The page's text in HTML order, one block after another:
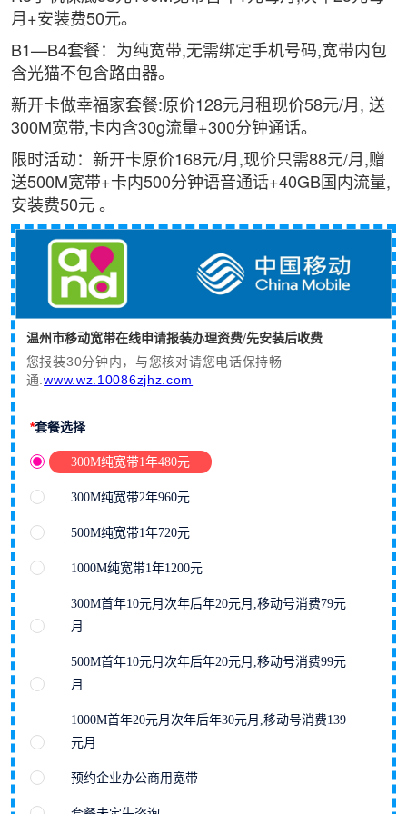
月+安装费50元。
B1—B4套餐：为纯宽带,无需绑定手机号码,宽带内包
含光猫不包含路由器。
新开卡做幸福家套餐:原价128元月租现价58元/月, 送
300M宽带,卡内含30g流量+300分钟通话。
限时活动：新开卡原价168元/月,现价只需88元/月,赠
送500M宽带+卡内500分钟语音通话+40GB国内流量,
安装费50元 。